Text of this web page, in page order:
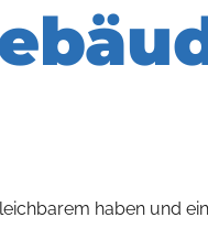
haben und